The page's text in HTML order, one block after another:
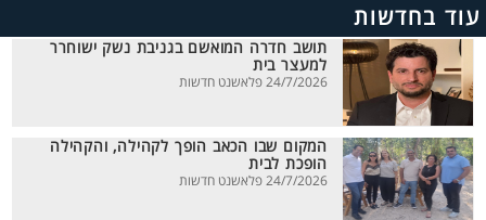
עוד בחדשות
תושב חדרה המואשם בגניבת נשק ישוחרר
למעצר בית
24/7/2026 פלאשנט חדשות
המקום שבו הכאב הופך לקהילה, והקהילה
הופכת לבית
24/7/2026 פלאשנט חדשות